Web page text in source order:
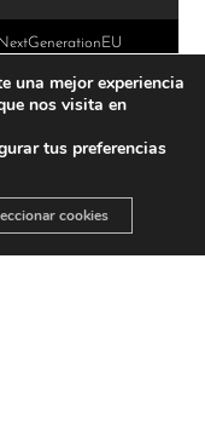
una mejor experiencia
nos visita en
tus preferencias
cookies